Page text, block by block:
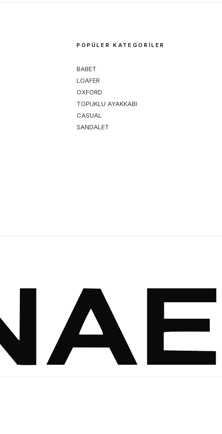
POPÜLER KATEGORİLER
BABET
LOAFER
OXFORD
TOPUKLU AYAKKABI
CASUAL
SANDALET